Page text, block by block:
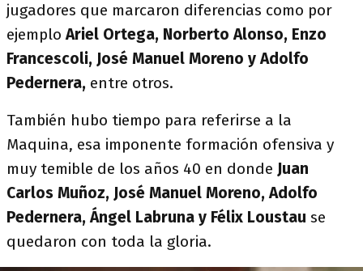
jugadores que marcaron diferencias como por
ejemploAriel Ortega, Norberto Alonso, Enzo
Francescoli, José Manuel Moreno y Adolfo
Pedernera, entre otros.
También hubo tiempo para referirse a la
Maquina, esa imponente formación ofensiva y
muy temible de los años 40 en donde Juan
Carlos Muñoz, José Manuel Moreno, Adolfo
Pedernera, Ángel Labruna y Félix Loustau se
quedaron con toda la gloria.